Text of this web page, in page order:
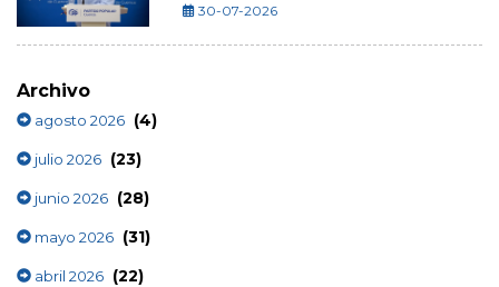
30-07-2026
Archivo
agosto 2026 (4)
julio 2026 (23)
junio 2026 (28)
mayo 2026 (31)
abril 2026 (22)